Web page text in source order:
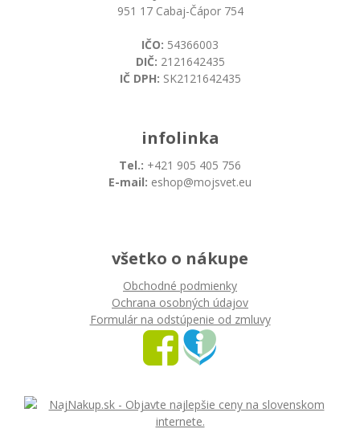
951 17 Cabaj-Čápor 754
IČO: 54366003
DIČ: 2121642435
IČ DPH: SK2121642435
infolinka
Tel.: +421 905 405 756
E-mail: eshop@mojsvet.eu
všetko o nákupe
Obchodné podmienky
Ochrana osobných údajov
Formulár na odstúpenie od zmluvy